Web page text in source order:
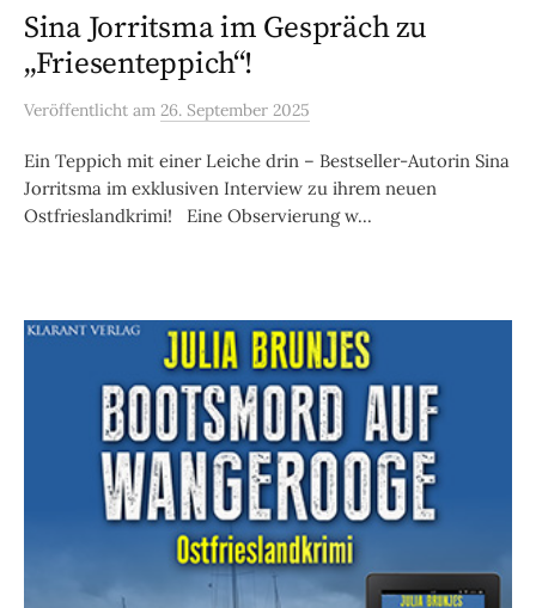
Sina Jorritsma im Gespräch zu
„Friesenteppich“!
Veröffentlicht am 26. September 2025
Ein Teppich mit einer Leiche drin – Bestseller-Autorin Sina
Jorritsma im exklusiven Interview zu ihrem neuen
Ostfrieslandkrimi! Eine Observierung w...